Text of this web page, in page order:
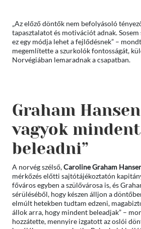
„Az előző döntők nem befolyásoló
tapasztalatot és motivációt adnak.
ez egy módja lehet a fejlődésnek” –
megemlítette a szurkolók fontosságát,
Norvégiában lemaradnak a csapatban.
Graham
vagyok mindent
beleadni”
A norvég szélső,Caroline Graham
mérkőzés előtti sajtótájékoztatón
főváros egyben a szülővárosa is, és
sérüléséből, hogy készen álljon a
elmúlt hetekben tudtam edzeni,
állok arra, hogy mindent beleadjak” –
hozzátette, mennyire izgatott az oslói